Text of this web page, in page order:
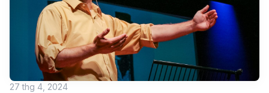
27 thg 4, 2024